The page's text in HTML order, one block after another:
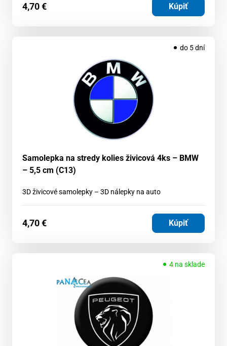
4,70€ Kúpiť
do 5 dní
Samolepka na stredy kolies živicová 4ks – BMW
– 5,5 cm (C13)
3D živicové samolepky – 3D nálepky na auto
4,70€ Kúpiť
4 na sklade